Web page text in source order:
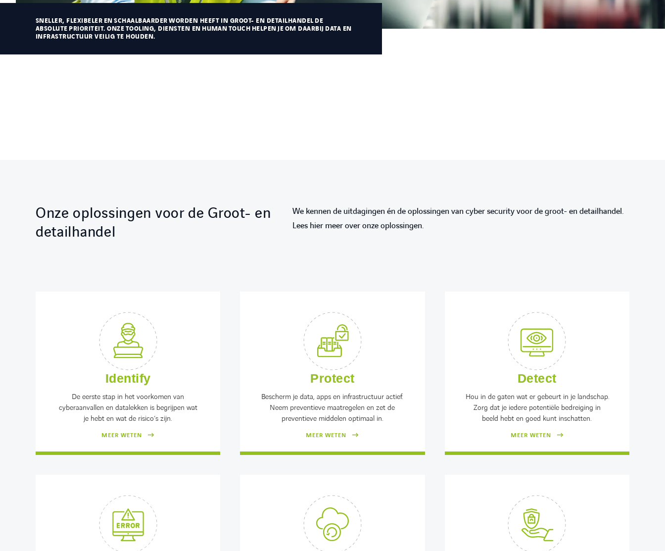
SNELLER, FLEXIBELER EN SCHAALBAARDER WORDEN HEEFT IN GROOT- EN DETAILHANDEL DE
ABSOLUTE PRIORITEIT. ONZE TOOLING, DIENSTEN EN HUMAN TOUCH HELPEN JE OM DAARBIJ DATA EN
INFRASTRUCTUUR VEILIG TE HOUDEN.
Onze oplossingen voor de Groot- en
detailhandel
We kennen de uitdagingen én de oplossingen van cyber security voor de groot- en detailhandel.
Lees hier meer over onze oplossingen.
Identify
De eerste stap in het voorkomen van
cyberaanvallen en datalekken is begrijpen wat
je hebt en wat de risico’s zijn.
MEER WETEN
Protect
Bescherm je data, apps en infrastructuur actief.
Neem preventieve maatregelen en zet de
preventieve middelen optimaal in.
MEER WETEN
Detect
Hou in de gaten wat er gebeurt in je landschap.
Zorg dat je iedere potentiële bedreiging in
beeld hebt en goed kunt inschatten.
MEER WETEN